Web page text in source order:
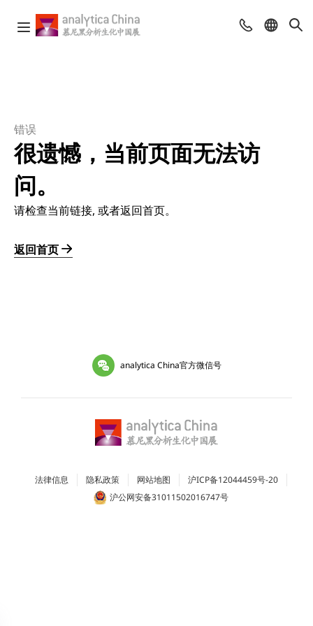
错误
很遗憾，当前页面无法访
问。
请检查当前链接, 或者返回首页。
返回首页
analytica China官方微信号
法律信息 隐私政策 网站地图
沪ICP备12044459号-20
沪公网安备31011502016747号